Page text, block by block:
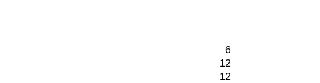
6
12
12